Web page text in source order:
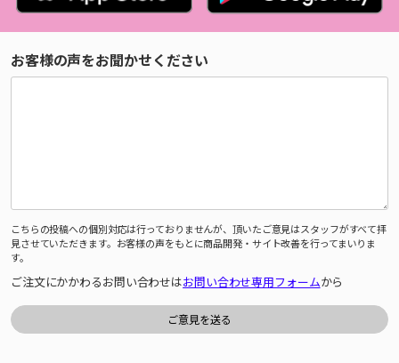
お客様の声をお聞かせください
こちらの投稿への個別対応は行っておりませんが、頂いたご意見はスタッフがすべて拝
見させていただきます。お客様の声をもとに商品開発・サイト改善を行ってまいりま
す。
ご注文にかかわるお問い合わせはお問い合わせ専用フォームから